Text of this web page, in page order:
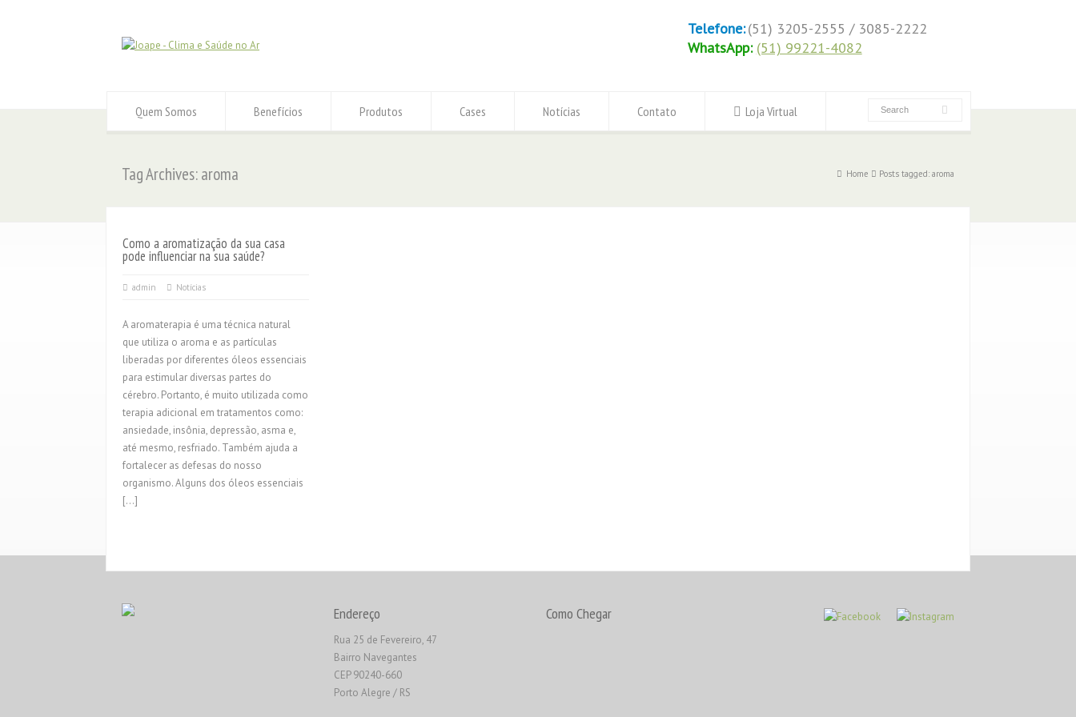
Telefone:(51) 3205-2555 / 3085-2222
WhatsApp: (51) 99221-4082
Quem Somos Benefícios Produtos Cases Notícias Contato Loja Virtual
Tag Archives: aroma Home Posts tagged: aroma
Como a aromatização da sua casa
pode influenciar na sua saúde?
admin Notícias
A aromaterapia é uma técnica natural
que utiliza o aroma e as partículas
liberadas por diferentes óleos essenciais
para estimular diversas partes do
cérebro. Portanto, é muito utilizada como
terapia adicional em tratamentos como:
ansiedade, insônia, depressão, asma e,
até mesmo, resfriado. Também ajuda a
fortalecer as defesas do nosso
organismo. Alguns dos óleos essenciais
[…]
Endereço
Rua 25 de Fevereiro, 47
Bairro Navegantes
CEP 90240-660
Porto Alegre / RS
Como Chegar